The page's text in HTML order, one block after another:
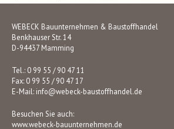
WEBECK Bauunternehmen & Baustoffhandel
Benkhauser Str. 14
D-94437 Mamming
Tel.: 0 99 55 / 90 47 11
Fax: 0 99 55 / 90 47 17
E-Mail: info@webeck-baustoffhandel.de
Besuchen Sie auch:
www.webeck-bauunternehmen.de